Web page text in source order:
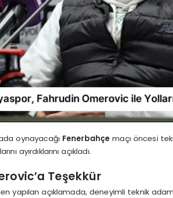
oynayacağı Fenerbahçe maçı öncesi
ayırdıklarını açıkladı.
Teşekkür
yapılan açıklamada, deneyimli teknik